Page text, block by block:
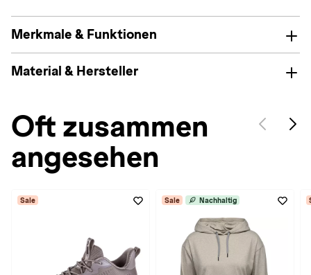
Merkmale & Funktionen
Material & Hersteller
Oft zusammen
angesehen
Sale Sale Nachhaltig